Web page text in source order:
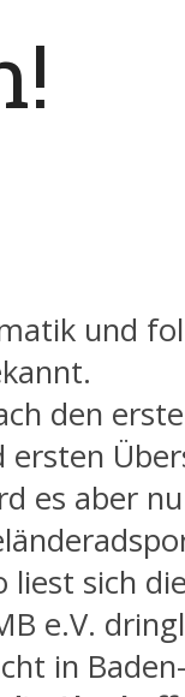
und
den
ersten
es aber
liest sich
e.V.
in Baden-